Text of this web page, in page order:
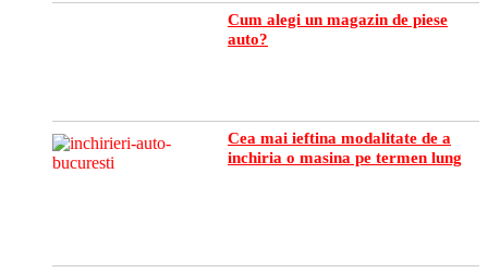
Cum alegi un magazin de piese
auto?
Cea mai ieftina modalitate de a
inchiria o masina pe termen lung